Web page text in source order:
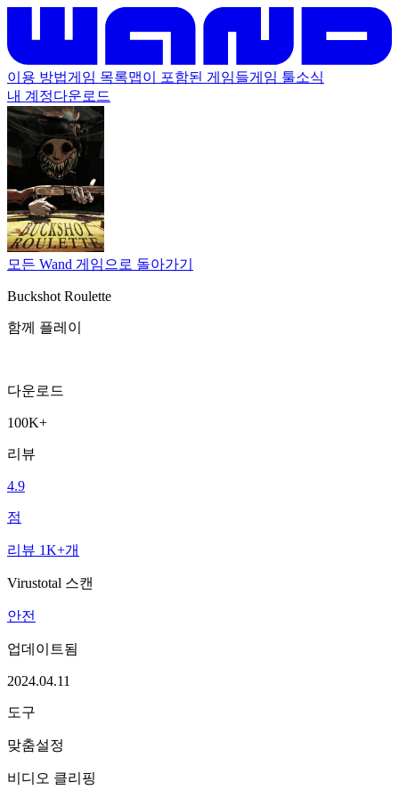
이용 방법게임 목록맵이 포함된 게임들게임 툴소식
내 계정다운로드
모든 Wand 게임으로 돌아가기
Buckshot Roulette
함께 플레이
다운로드
100K+
리뷰
4.9
점
리뷰 1K+개
Virustotal 스캔
안전
업데이트됨
2024.04.11
도구
맞춤설정
비디오 클리핑